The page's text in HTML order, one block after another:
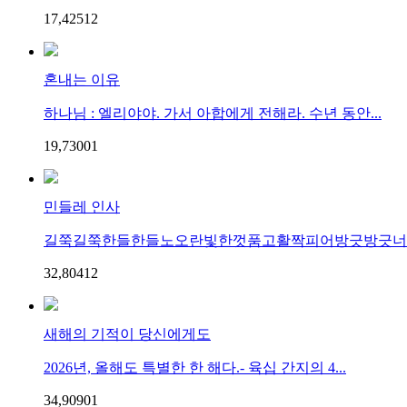
17,42512
혼내는 이유
하나님 : 엘리야야. 가서 아합에게 전해라. 수년 동안...
19,73001
민들레 인사
길쭉길쭉한들한들노오란빛한껏품고활짝피어방긋방긋
32,80412
새해의 기적이 당신에게도
2026년, 올해도 특별한 한 해다.- 육십 간지의 4...
34,90901